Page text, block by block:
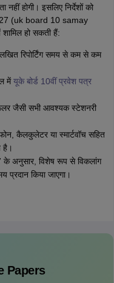
होगी। इसलिए निर्देशों को
(uk board 10 samay
हो सकती हैं:
रिपोर्टिंग समय से कम से कम
मेंयूके बोर्ड 10वीं प्रवेश पत्र
जैसी सभी आवश्यक स्टेशनरी
फोन, कैलकुलेटर या स्मार्टवॉच सहित
है।
के अनुसार, विशेष रूप से विकलांग
प्रदान किया जाएगा।
Papers